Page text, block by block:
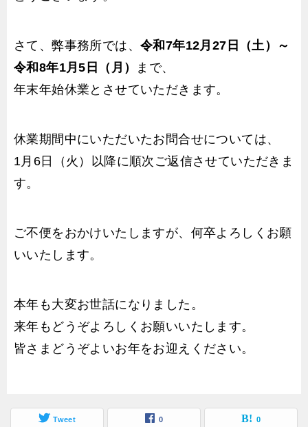
さて、弊事務所では、 令和7年12月27日（土）～
令和8年1月5日（月）
まで、
年末年始休業とさせていただきます。
休業期間中にいただいたお問合せについては、
1月6日（火）以降に順次ご返信させていただきま
す。
ご不便をおかけいたしますが、何卒よろしくお願
いいたします。
本年も大変お世話になりました。
来年もどうぞよろしくお願いいたします。
皆さまどうぞよいお年をお迎えください。
Tweet 0 0